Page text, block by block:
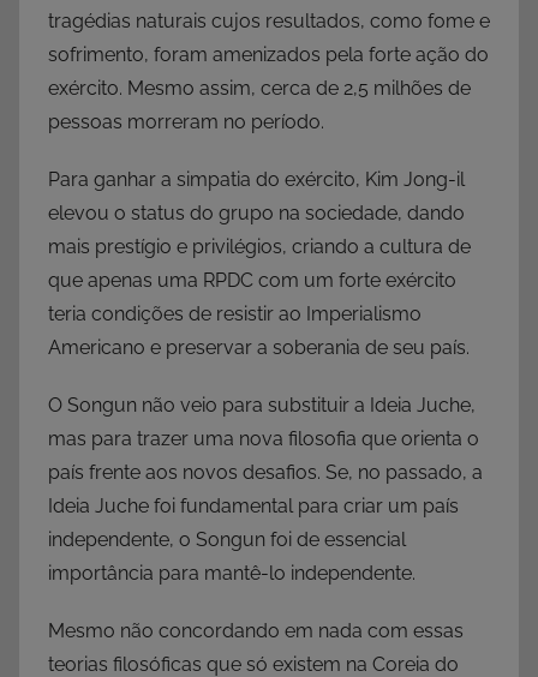
tragédias naturais cujos resultados, como fome e
sofrimento, foram amenizados pela forte ação do
exército. Mesmo assim, cerca de 2,5 milhões de
pessoas morreram no período.
Para ganhar a simpatia do exército, Kim Jong-il
elevou o status do grupo na sociedade, dando
mais prestígio e privilégios, criando a cultura de
que apenas uma RPDC com um forte exército
teria condições de resistir ao Imperialismo
Americano e preservar a soberania de seu país.
O Songun não veio para substituir a Ideia Juche,
mas para trazer uma nova filosofia que orienta o
país frente aos novos desafios. Se, no passado, a
Ideia Juche foi fundamental para criar um país
independente, o Songun foi de essencial
importância para mantê-lo independente.
Mesmo não concordando em nada com essas
teorias filosóficas que só existem na Coreia do